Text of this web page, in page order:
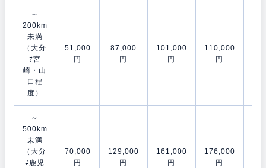
～
200km
未満
（大分
⇄宮
崎・山
口程
度）
51,000
円
87,000
円
101,000
円
110,000
円
～
500km
未満
（大分
⇄鹿児
70,000
円
129,000
円
161,000
円
176,000
円